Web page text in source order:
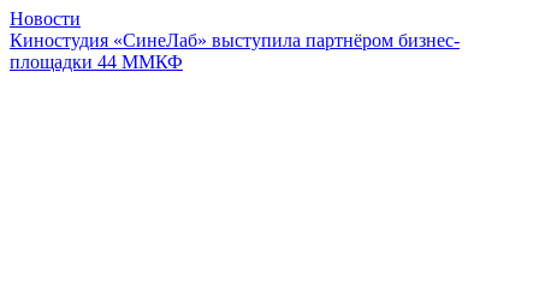
Новости
Киностудия «СинеЛаб» выступила партнёром бизнес-
площадки 44 ММКФ